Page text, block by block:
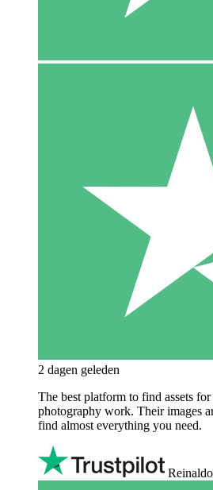
2 dagen geleden
The best platform to find assets
photography work. Their images
find almost everything you need.